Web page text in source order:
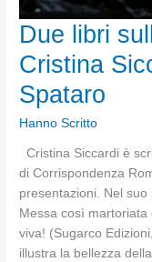
Due libri
Cristina
Spataro
Hanno Scritto
Cristina Siccardi è
di Corrispondenza
presentazioni. Nel suo
Messa così
viva! (Sugarco
illustra la bellezza